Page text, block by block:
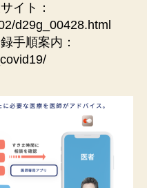
イト：
d29g_00428.html
⼿順案内：